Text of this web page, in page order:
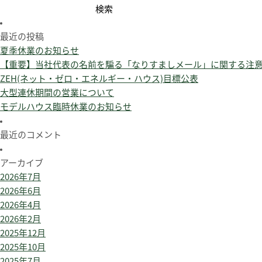
索:
最近の投稿
夏季休業のお知らせ
【重要】当社代表の名前を騙る「なりすましメール」に関する注
ZEH(ネット・ゼロ・エネルギー・ハウス)目標公表
大型連休期間の営業について
モデルハウス臨時休業のお知らせ
最近のコメント
アーカイブ
2026年7月
2026年6月
2026年4月
2026年2月
2025年12月
2025年10月